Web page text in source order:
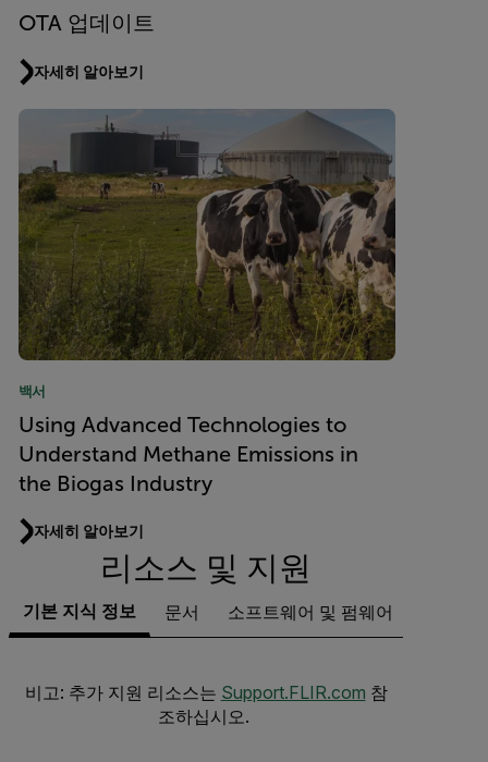
OTA 업데이트
자세히 알아보기
백서
Using Advanced Technologies to
Understand Methane Emissions in
the Biogas Industry
자세히 알아보기
리소스 및 지원
기본 지식 정보 문서 소프트웨어 및 펌웨어
비고: 추가 지원 리소스는 Support.FLIR.com 참
조하십시오.